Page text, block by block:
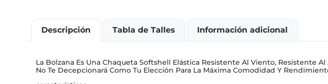
Descripción Tabla de Talles Información adicional
La Bolzana Es Una Chaqueta Softshell Elástica Resistente Al Viento, Resistente
No Te Decepcionará Como Tu Elección Para La Máxima Comodidad Y